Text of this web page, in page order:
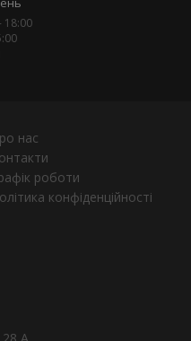
18:00
нас
роботи
конфіденційності